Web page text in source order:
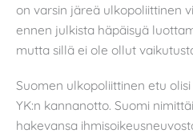
on varsin järeä ulkopoliittinen
ennen julkista häpäisyä
mutta sillä ei ole ollut
Suomen ulkopoliittinen etu
YK:n kannanotto. Suomi
hakevansa